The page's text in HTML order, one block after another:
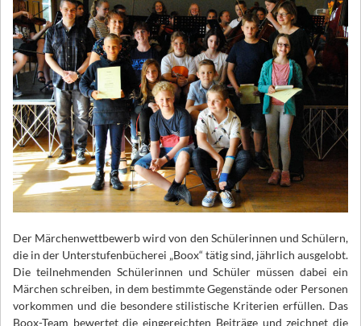
Der Märchenwettbewerb wird von den Schülerinnen und Schülern,
die in der Unterstufenbücherei „Boox“ tätig sind, jährlich ausgelobt.
Die teilnehmenden Schülerinnen und Schüler müssen dabei ein
Märchen schreiben, in dem bestimmte Gegenstände oder Personen
vorkommen und die besondere stilistische Kriterien erfüllen. Das
Boox-Team bewertet die eingereichten Beiträge und zeichnet die